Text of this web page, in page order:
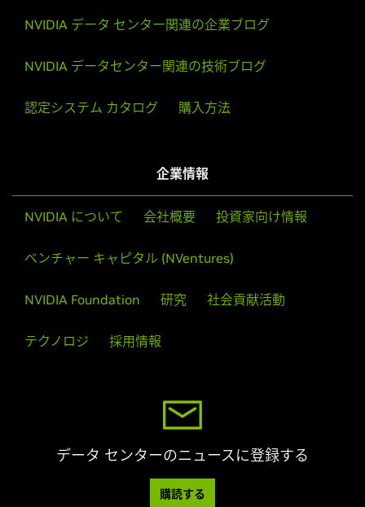
NVIDIA データ センター関連の企業ブログ
NVIDIA データセンター関連の技術ブログ
認定システム カタログ 購入方法
企業情報
NVIDIA について 会社概要 投資家向け情報
ベンチャー キャピタル (NVentures)
NVIDIA Foundation 研究 社会貢献活動
テクノロジ 採用情報
データ センターのニュースに登録する
購読する